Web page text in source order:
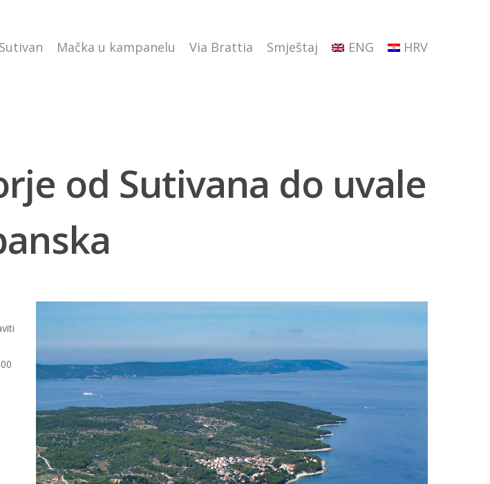
Mačka u kampanelu Via Brattia Smještaj ENG HRV
od Sutivana do uvale